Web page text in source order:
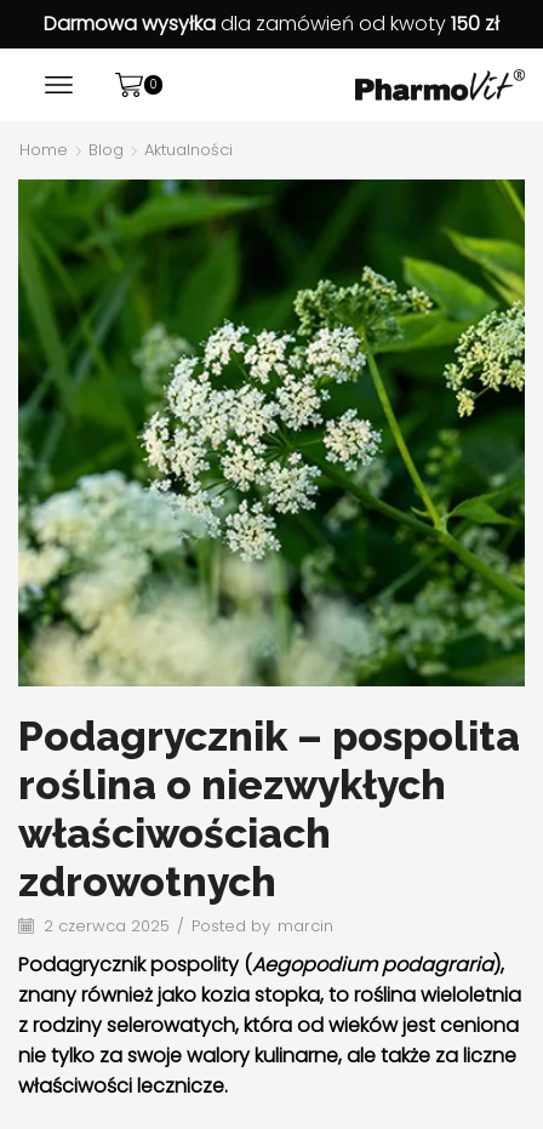
Darmowa wysyłkadla zamówień od kwoty150 zł
0
Home Blog Aktualności
Podagrycznik – pospolita
roślina o niezwykłych
właściwościach
zdrowotnych
2 czerwca 2025 / Posted by marcin
Podagrycznik pospolity (Aegopodium podagraria),
znany również jako kozia stopka, to roślina wieloletnia
z rodziny selerowatych, która od wieków jest ceniona
nie tylko za swoje walory kulinarne, ale także za liczne
właściwości lecznicze.